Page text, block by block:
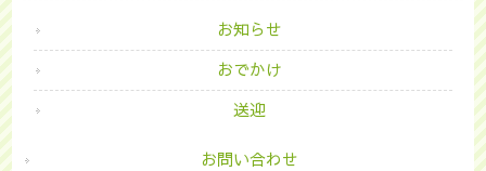
お知らせ
おでかけ
送迎
お問い合わせ